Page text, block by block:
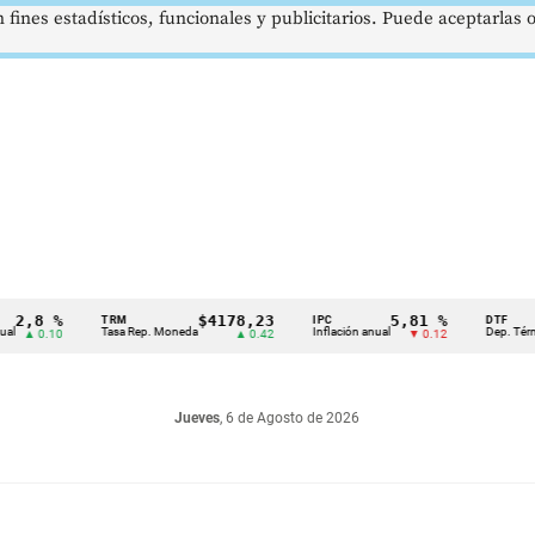
%
Tasa Rep. Moneda
$4178,23
▲ 0.42 Inflación anual
5,81 %
▼ 0.12 Dep. Término
Jueves, 6 de Agosto de 2026
estadísticos, funcionales y publicitarios. Puede aceptarlas